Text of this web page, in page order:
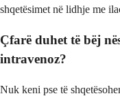
shqetësimet në lidhje me
Çfarë duhet të bëj
intravenoz?
Nuk keni pse të